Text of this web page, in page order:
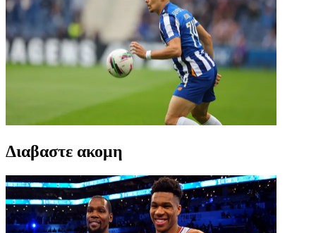
Διαβαστε ακομη